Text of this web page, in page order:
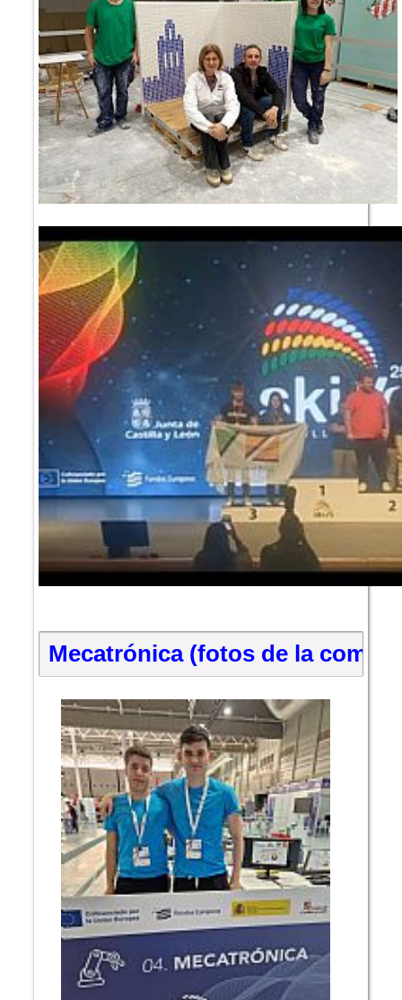
Mecatrónica (fotos de la